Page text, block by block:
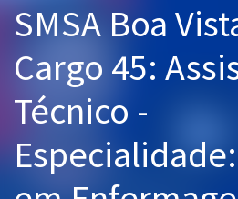
Cursos 20% OFF
Pós
Graduação
OAB
SMSA Boa
Cargo 45:
Técnico -